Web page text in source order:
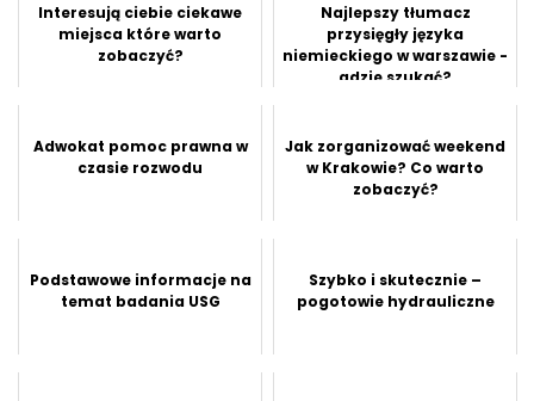
Interesują ciebie ciekawe
miejsca które warto
zobaczyć?
Najlepszy tłumacz
przysięgły języka
niemieckiego w warszawie -
gdzie szukać?
Adwokat pomoc prawna w
czasie rozwodu
Jak zorganizować weekend
w Krakowie? Co warto
zobaczyć?
Podstawowe informacje na
temat badania USG
Szybko i skutecznie –
pogotowie hydrauliczne